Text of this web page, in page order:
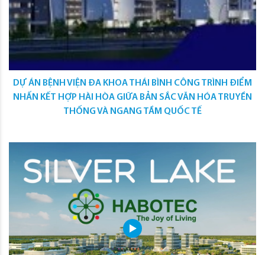
DỰ ÁN BỆNH VIỆN ĐA KHOA THÁI BÌNH CÔNG TRÌNH ĐIỂM
NHẤN KẾT HỢP HÀI HÒA GIỮA BẢN SẮC VĂN HÓA TRUYỀN
THỐNG VÀ NGANG TẦM QUỐC TẾ